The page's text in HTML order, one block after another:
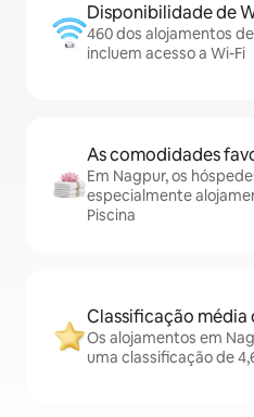
Disponibilidade de
460 dos alojamentos
incluem acesso a Wi-Fi
As comodidades
Em Nagpur, os
especialmente
Piscina
Classificação média
Os alojamentos em
uma classificação de